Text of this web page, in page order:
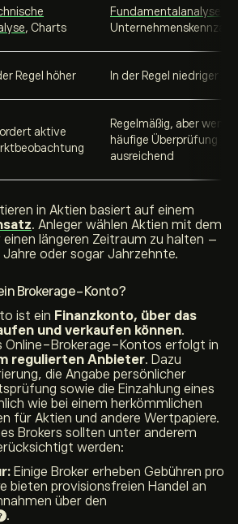
, Charts
Fundamentalanalyse
Regel höher In der Regel niedriger
aktive
Regelmäßig, aber
häufige Überprüfung
ausreichend
in Aktien basiert auf einem
. Anleger wählen Aktien mit dem
einen längeren Zeitraum zu halten –
oder sogar Jahrzehnte.
Brokerage-Konto?
ist ein Finanzkonto, über das
und verkaufen können.
Online-Brokerage-Kontos erfolgt in
regulierten Anbieter. Dazu
die Angabe persönlicher
sowie die Einzahlung eines
wie bei einem herkömmlichen
für Aktien und andere Wertpapiere.
Brokers sollten unter anderem
werden:
Einige Broker erheben Gebühren pro
bieten provisionsfreien Handel an
über den
.